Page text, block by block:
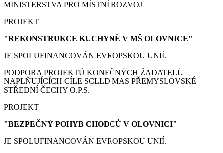
MINISTERSTVA PRO MÍSTNÍ ROZVOJ
PROJEKT
"REKONSTRUKCE KUCHYNĚ V MŠ OLOVNICE"
JE SPOLUFINANCOVÁN EVROPSKOU UNIÍ.
PODPORA PROJEKTŮ KONEČNÝCH ŽADATELŮ
NAPLŇUJÍCÍCH CÍLE SCLLD MAS PŘEMYSLOVSKÉ
STŘEDNÍ ČECHY O.P.S.
PROJEKT
"BEZPEČNÝ POHYB CHODCŮ V OLOVNICI"
JE SPOLUFINANCOVÁN EVROPSKOU UNIÍ.